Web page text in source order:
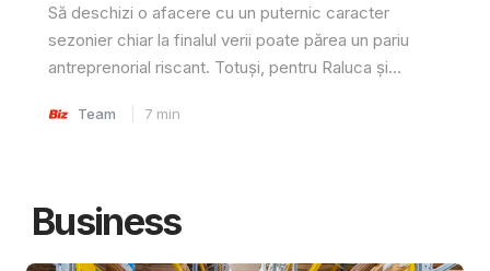
Să deschizi o afacere cu un puternic caracter
sezonier chiar la finalul verii poate părea un pariu
antreprenorial riscant. Totuși, pentru Raluca și...
Team 7 min
Business